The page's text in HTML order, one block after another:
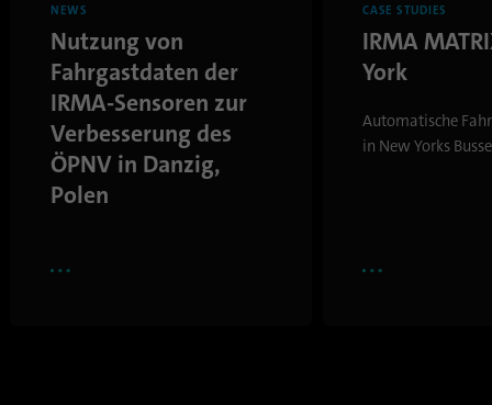
NEWS
Nutzung von
Fahrgastdaten der
IRMA-Sensoren zur
Verbesserung des
ÖPNV in Danzig,
Polen
CASE STUDIES
IRMA
York
Automatische
in New Yorks